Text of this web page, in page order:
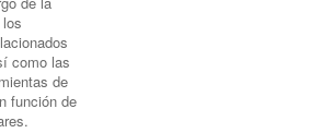
como las
de
función de